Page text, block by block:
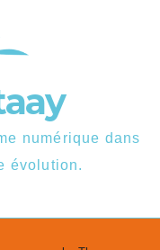
numérique dans
évolution.